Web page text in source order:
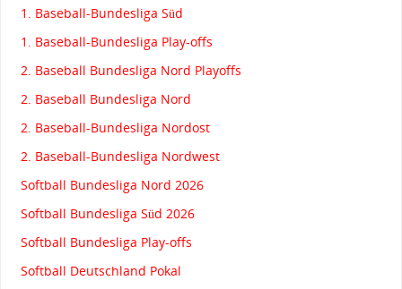
1. Baseball-Bundesliga Süd
1. Baseball-Bundesliga Play-offs
2. Baseball Bundesliga Nord Playoffs
2. Baseball Bundesliga Nord
2. Baseball-Bundesliga Nordost
2. Baseball-Bundesliga Nordwest
Softball Bundesliga Nord 2026
Softball Bundesliga Süd 2026
Softball Bundesliga Play-offs
Softball Deutschland Pokal